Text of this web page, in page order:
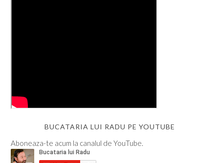
BUCATARIA LUI RADU PE YOUTUBE
Aboneaza-te acum la canalul de YouTube.